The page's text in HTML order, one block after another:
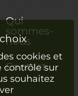
Qui
sommes-
nous
Contact
cookies et
contrôle sur
souhaitez